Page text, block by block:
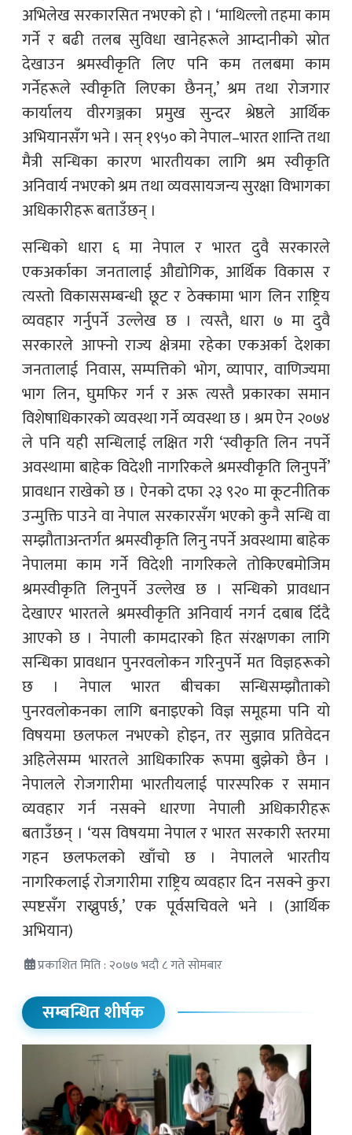
अभिलेख सरकारसित नभएको हो । ‘माथिल्लो तहमा काम
गर्ने र बढी तलब सुविधा खानेहरूले आम्दानीको स्रोत
देखाउन श्रमस्वीकृति लिए पनि कम तलबमा काम
गर्नेहरूले स्वीकृति लिएका छैनन्,’ श्रम तथा रोजगार
कार्यालय वीरगञ्जका प्रमुख सुन्दर श्रेष्ठले आर्थिक
अभियानसँग भने । सन् १९५० को नेपाल–भारत शान्ति तथा
मैत्री सन्धिका कारण भारतीयका लागि श्रम स्वीकृति
अनिवार्य नभएको श्रम तथा व्यवसायजन्य सुरक्षा विभागका
अधिकारीहरू बताउँछन् ।
सन्धिको धारा ६ मा नेपाल र भारत दुवै सरकारले
एकअर्काका जनतालाई औद्योगिक, आर्थिक विकास र
त्यस्तो विकाससम्बन्धी छूट र ठेक्कामा भाग लिन राष्ट्रिय
व्यवहार गर्नुपर्ने उल्लेख छ । त्यस्तै, धारा ७ मा दुवै
सरकारले आफ्नो राज्य क्षेत्रमा रहेका एकअर्का देशका
जनतालाई निवास, सम्पत्तिको भोग, व्यापार, वाणिज्यमा
भाग लिन, घुमफिर गर्न र अरू त्यस्तै प्रकारका समान
विशेषाधिकारको व्यवस्था गर्ने व्यवस्था छ । श्रम ऐन २०७४
ले पनि यही सन्धिलाई लक्षित गरी ‘स्वीकृति लिन नपर्ने
अवस्थामा बाहेक विदेशी नागरिकले श्रमस्वीकृति लिनुपर्ने’
प्रावधान राखेको छ । ऐनको दफा २३ ९२० मा कूटनीतिक
उन्मुक्ति पाउने वा नेपाल सरकारसँग भएको कुनै सन्धि वा
सम्झौताअन्तर्गत श्रमस्वीकृति लिनु नपर्ने अवस्थामा बाहेक
नेपालमा काम गर्ने विदेशी नागरिकले तोकिएबमोजिम
श्रमस्वीकृति लिनुपर्ने उल्लेख छ । सन्धिको प्रावधान
देखाएर भारतले श्रमस्वीकृति अनिवार्य नगर्न दबाब दिँदै
आएको छ । नेपाली कामदारको हित संरक्षणका लागि
सन्धिका प्रावधान पुनरवलोकन गरिनुपर्ने मत विज्ञहरूको
छ । नेपाल भारत बीचका सन्धिसम्झौताको
पुनरवलोकनका लागि बनाइएको विज्ञ समूहमा पनि यो
विषयमा छलफल नभएको होइन, तर सुझाव प्रतिवेदन
अहिलेसम्म भारतले आधिकारिक रूपमा बुझेको छैन ।
नेपालले रोजगारीमा भारतीयलाई पारस्परिक र समान
व्यवहार गर्न नसक्ने धारणा नेपाली अधिकारीहरू
बताउँछन् । ‘यस विषयमा नेपाल र भारत सरकारी स्तरमा
गहन छलफलको खाँचो छ । नेपालले भारतीय
नागरिकलाई रोजगारीमा राष्ट्रिय व्यवहार दिन नसक्ने कुरा
स्पष्टसँग राख्नुपर्छ,’ एक पूर्वसचिवले भने । (आर्थिक
अभियान)
प्रकाशित मिति : २०७७ भदौ ८ गते सोमबार
सम्बन्धित शीर्षक